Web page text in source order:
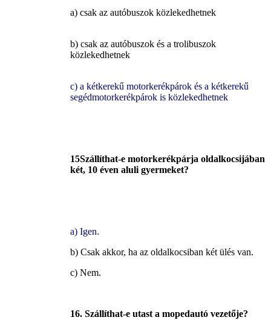
a) csak az autóbuszok közlekedhetnek
b) csak az autóbuszok és a trolibuszok
közlekedhetnek
c) a kétkerekű motorkerékpárok és a kétkerekű
segédmotorkerékpárok is közlekedhetnek
15Szállíthat-e motorkerékpárja oldalkocsijában
két, 10 éven aluli gyermeket?
a) Igen.
b) Csak akkor, ha az oldalkocsiban két ülés van.
c) Nem.
16. Szállíthat-e utast a mopedautó vezetője?